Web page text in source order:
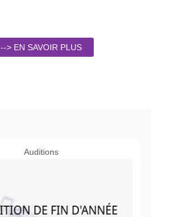
--> EN SAVOIR PLUS
Auditions